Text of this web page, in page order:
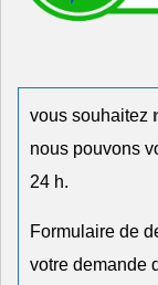
vous souhaitez
nous pouvons
24 h.
Formulaire de
votre demande